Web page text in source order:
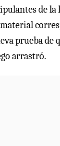
de la
prueba de
arrastró.